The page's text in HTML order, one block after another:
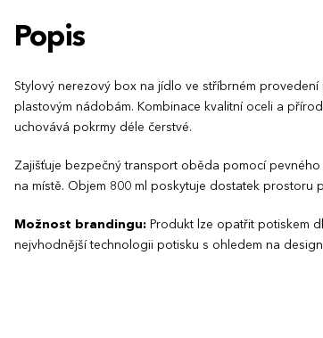
Popis
Stylový nerezový box na jídlo ve stříbrném
plastovým nádobám. Kombinace kvalitní oceli a
uchovává pokrmy déle čerstvé.
Zajišťuje bezpečný transport oběda pomocí
na místě. Objem 800 ml poskytuje dostatek prostoru
Možnost brandingu: Produkt lze opatřit potiskem
nejvhodnější technologii potisku s ohledem na